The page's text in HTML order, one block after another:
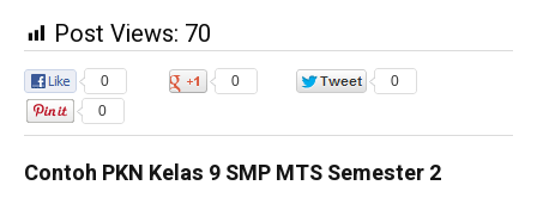
Post Views: 70
0 0
0
0
Contoh PKN Kelas 9 SMP MTS Semester 2